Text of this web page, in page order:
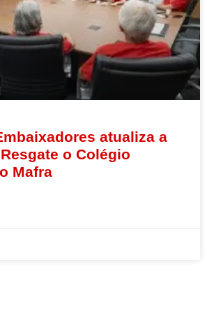
atualiza a
o Colégio
Mafra